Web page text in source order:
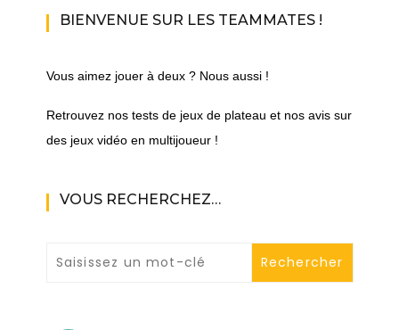
BIENVENUE SUR LES TEAMMATES !
Vous aimez jouer à deux ? Nous aussi !
Retrouvez nos tests de jeux de plateau et nos avis sur
des jeux vidéo en multijoueur !
VOUS RECHERCHEZ…